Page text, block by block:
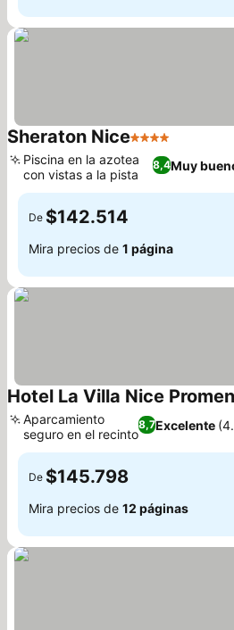
Sheraton Nice4 Estrellas
8,4Muy
Piscina en la azotea
con vistas a la pista
De $142.514
Mira precios de 1 página
Hotel La Villa Nice
8,7Excelente
Aparcamiento
seguro en el recinto
De $145.798
Mira precios de 12 páginas